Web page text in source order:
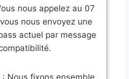
nous appelez au 07
nous envoyez une
actuel par message
Nous fixons ensemble